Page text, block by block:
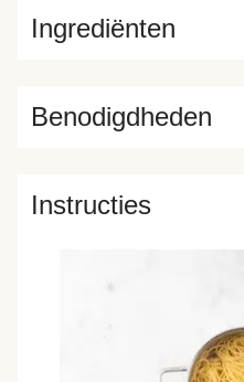
Ingrediënten
Benodigdheden
Instructies